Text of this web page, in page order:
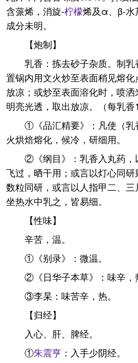
含蒎烯，消旋-柠檬烯及α、β-水
成分未明。
【炮制】
乳香：拣去砂子杂质。制乳
置锅内用文火炒至表面稍见熔
放凉；或炒至表面溶化时，喷
明亮光透，取出放凉。（每乳香
①《品汇精要》：凡使（乳
火烘焙熔化，候冷，研细用。
②《纲目》：乳香入丸药，
飞过，晒干用；或言以灯心同
数粒同研，或言以人指甲二、
坐热水中乳之，皆易细。
【性味】
辛苦，温。
①《别录》：微温。
②《日华子本草》：味辛，
③李杲：味苦辛，热。
【归经】
入心、肝、脾经。
①朱震亨 ：入手少阴经。